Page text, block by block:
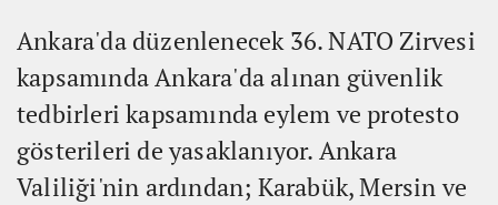
Ankara'da düzenlenecek 36. NATO Zirvesi
kapsamında Ankara'da alınan güvenlik
tedbirleri kapsamında eylem ve protesto
gösterileri de yasaklanıyor. Ankara
Valiliği'nin ardından; Karabük, Mersin ve